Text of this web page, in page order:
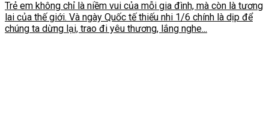
Trẻ em không chỉ là niềm vui của mỗi gia đình, mà còn là tương
lai của thế giới. Và ngày Quốc tế thiếu nhi 1/6 chính là dịp để
chúng ta dừng lại, trao đi yêu thương, lắng nghe...